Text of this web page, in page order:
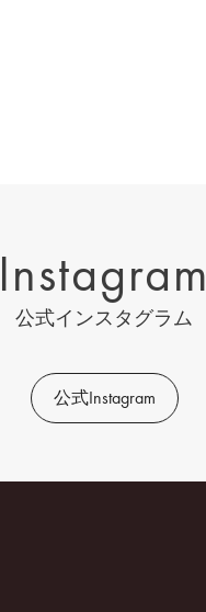
Instagram
公式インスタグラム
公式Instagram